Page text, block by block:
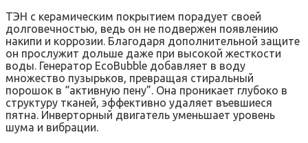
ТЭН с керамическим покрытием порадует своей
долговечностью, ведь он не подвержен появлению
накипи и коррозии. Благодаря дополнительной защите
он прослужит дольше даже при высокой жесткости
воды. Генератор EcoBubble добавляет в воду
множество пузырьков, превращая стиральный
порошок в “активную пену”. Она проникает глубоко в
структуру тканей, эффективно удаляет въевшиеся
пятна. Инверторный двигатель уменьшает уровень
шума и вибрации.